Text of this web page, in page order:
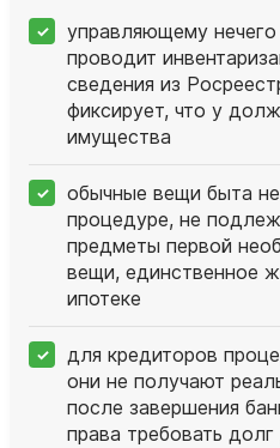
управляющему
проводит
сведения из
фиксирует, что у
имущества
обычные вещи быта
процедуре, не
предметы первой
вещи, единственное
ипотеке
для кредиторов
они не получают
после завершения
права требовать